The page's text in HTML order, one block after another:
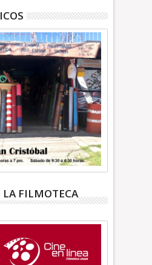
LA FILMOTECA